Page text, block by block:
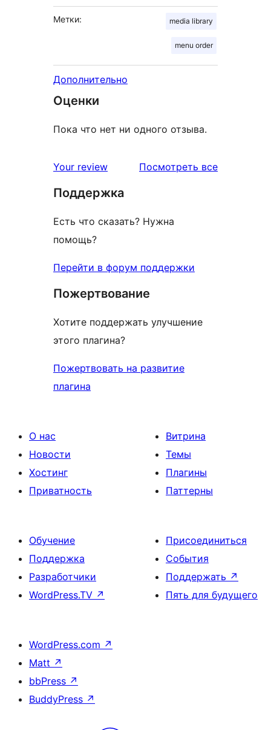
Метки: media library
menu order
Дополнительно
Оценки
Пока что нет ни одного отзыва.
Your review Посмотреть всеотзывы
Поддержка
Есть что сказать? Нужна
помощь?
Перейти в форум поддержки
Пожертвование
Хотите поддержать улучшение
этого плагина?
Пожертвовать на развитие
плагина
О нас
Новости
Хостинг
Приватность
Витрина
Темы
Плагины
Паттерны
Обучение
Поддержка
Разработчики
WordPress.TV ↗
Присоединиться
События
Поддержать ↗
Пять для будущего
WordPress.com ↗
Matt ↗
bbPress ↗
BuddyPress ↗